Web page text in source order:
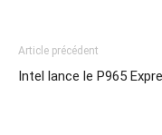
Article précédent
Intel lance le P965